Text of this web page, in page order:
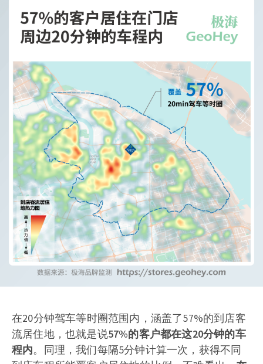
在20分钟驾车等时圈范围内，涵盖了57%的到店客
流居住地，也就是说57%的客户都在这20分钟的车
程内。同理，我们每隔5分钟计算一次，获得不同